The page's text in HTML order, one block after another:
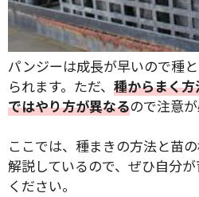
パンジーは成長が早いので種
られます。ただ、 種からまく
ではやり方が異なるので注意が
ここでは、種まきの方法と苗
解説しているので、ぜひ自分
ください。